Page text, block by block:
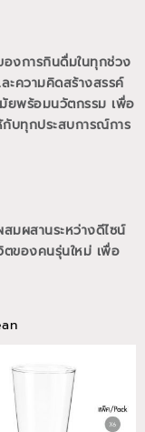
งการกินดื่มในทุกช่วง
ะความคิดสร้างสรรค์
ยพร้อมนวัตกรรม เพื่อ
บทุกประสบการณ์การ
มผสานระหว่างดีไซน์
ของคนรุ่นใหม่ เพื่อ